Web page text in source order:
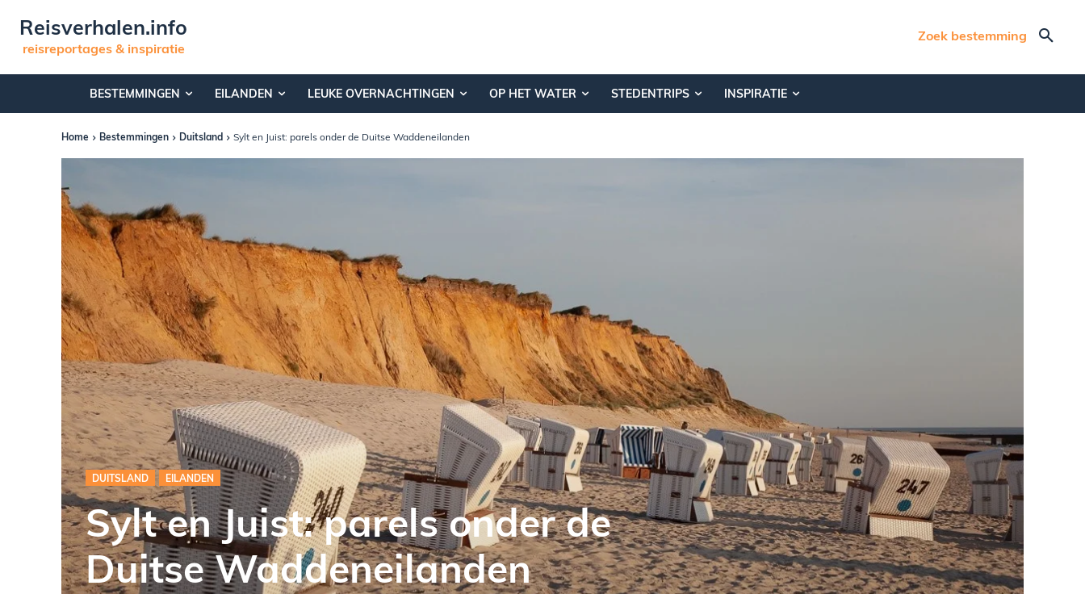
Reisverhalen.info
reisreportages & inspiratie
Zoek bestemming
BESTEMMINGEN EILANDEN LEUKE OVERNACHTINGEN OP HET WATER STEDENTRIPS INSPIRATIE
Home Bestemmingen Duitsland Sylt en Juist: parels onder de Duitse Waddeneilanden
DUITSLAND EILANDEN
Sylt en Juist: parels onder de
Duitse Waddeneilanden